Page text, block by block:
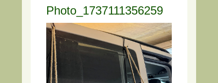
Photo_1737111356259